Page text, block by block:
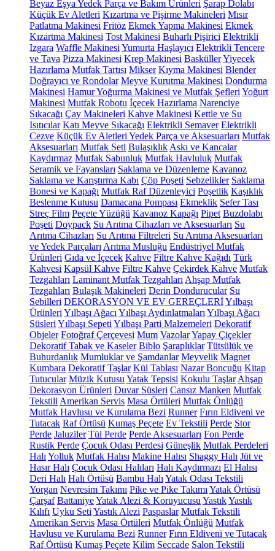
Beyaz Eşya Yedek Parça ve Bakım Ürünleri Şarap Dolabı
Küçük Ev Aletleri Kızartma ve Pişirme Makineleri Mısır
Patlatma Makinesi Fritöz Ekmek Yapma Makinesi Ekmek
Kızartma Makinesi Tost Makinesi Buharlı Pişirici Elektrikli
Izgara Waffle Makinesi Yumurta Haşlayıcı Elektrikli Tencere
ve Tava Pizza Makinesi Krep Makinesi BasküllerYiyecek
Hazırlama Mutfak Tartısı Mikser Kıyma Makinesi Blender
Doğrayıcı ve Rondolar Meyve Kurutma Makinesi Dondurma
Makinesi Hamur Yoğurma Makinesi ve Mutfak Şefleri Yoğurt
Makinesi Mutfak Robotu İçecek Hazırlama Narenciye
Sıkacağı Çay Makineleri Kahve Makinesi Kettle ve Su
Isıtıcılar Katı Meyve Sıkacağı Elektrikli Semaver Elektrikli
Cezve Küçük Ev Aletleri Yedek Parça ve Aksesuarları Mutfak
Aksesuarları Mutfak Seti Bulaşıklık Askı ve Kancalar
Kaydırmaz Mutfak Sabunluk Mutfak Havluluk Mutfak
Seramik ve Fayansları Saklama ve Düzenleme Kavanoz
Saklama ve Karıştırma Kabı Çöp Poşeti Sebzelikler Saklama
Bonesi ve Kapağı Mutfak Raf Düzenleyici Poşetlik Kaşıklık
Beslenme Kutusu Damacana Pompası Ekmeklik Sefer Tası
Streç Film Peçete Yüzüğü Kavanoz Kapağı Pipet Buzdolabı
Poşeti Doypack Su Arıtma Cihazları ve Aksesuarları Su
Arıtma Cihazları Su Arıtma Filtreleri Su Arıtma Aksesuarları
ve Yedek Parçaları Arıtma Musluğu Endüstriyel Mutfak
Ürünleri Gıda ve İçecek Kahve Filtre Kahve Kağıdı Türk
Kahvesi Kapsül Kahve Filtre Kahve Çekirdek Kahve Mutfak
Tezgahları Laminant Mutfak Tezgahları Ahşap Mutfak
Tezgahları Bulaşık Makineleri Derin Dondurucular Su
Sebilleri DEKORASYON VE EV GEREÇLERİYılbaşı
Ürünleri Yılbaşı Ağacı Yılbaşı Aydınlatmaları Yılbaşı Ağacı
Süsleri Yılbaşı Sepeti Yılbaşı Parti Malzemeleri Dekoratif
Objeler Fotoğraf Çerçevesi Mum VazolarYapay Çiçekler
Dekoratif Tabak ve Kaseler Biblo Şaraplıklar Tütsülük ve
Buhurdanlık Mumluklar ve Şamdanlar Meyvelik Magnet
Kumbara Dekoratif Taşlar Kül Tablası Nazar Boncuğu Kitap
Tutucular Müzik Kutusu Yatak Tepsisi Kokulu Taşlar Ahşap
Dekorasyon Ürünleri Duvar Süsleri Cansız Manken Mutfak
Tekstili Amerikan Servis Masa Örtüleri Mutfak Önlüğü
Mutfak Havlusu ve Kurulama Bezi Runner Fırın Eldiveni ve
Tutacak Raf Örtüsü Kumaş Peçete Ev Tekstili Perde Stor
Perde Jaluziler Tül Perde Perde Aksesuarları Fon Perde
Rustik Perde Çocuk Odası Perdesi Güneşlik Mutfak Perdeleri
Halı Yolluk Mutfak Halısı Makine Halısı Shaggy Halı Jüt ve
Hasır Halı Çocuk Odası Halıları Halı Kaydırmazı El Halısı
Deri Halı Halı Örtüsü Bambu Halı Yatak Odası Tekstili
Yorgan Nevresim Takımı Pike ve Pike Takımı Yatak Örtüsü
Çarşaf BattaniyeYatak Alezi & Koruyucusu YastıkYastık
Kılıfı Uyku Seti Yastık Alezi Paspaslar Mutfak Tekstili
Amerikan Servis Masa Örtüleri Mutfak Önlüğü Mutfak
Havlusu ve Kurulama Bezi Runner Fırın Eldiveni ve Tutacak
Raf Örtüsü Kumaş Peçete Kilim Seccade Salon Tekstili